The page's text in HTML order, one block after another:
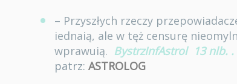
– Przyszłych rzeczy
iednaią, ale w tęż censurę
wprawuią. BystrzInfAstrol 13 nlb. .
patrz: ASTROLOG